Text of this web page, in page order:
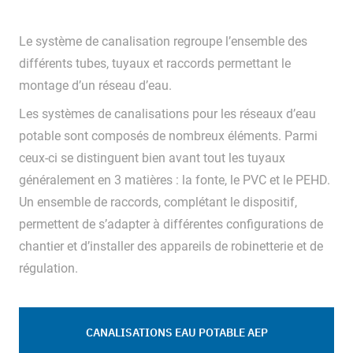
Le système de canalisation regroupe l’ensemble des
différents tubes, tuyaux et raccords permettant le
montage d’un réseau d’eau.
Les systèmes de canalisations pour les réseaux d’eau
potable sont composés de nombreux éléments. Parmi
ceux-ci se distinguent bien avant tout les tuyaux
généralement en 3 matières : la fonte, le PVC et le PEHD.
Un ensemble de raccords, complétant le dispositif,
permettent de s’adapter à différentes configurations de
chantier et d’installer des appareils de robinetterie et de
régulation.
CANALISATIONS EAU POTABLE AEP